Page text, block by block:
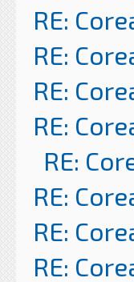
RE:
RE:
RE:
RE:
RE:
RE:
RE:
RE: